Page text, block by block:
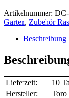
Artikelnummer:
Garten, Zubehör
Beschreibung
Lieferzeit:
10
Hersteller:
Toro